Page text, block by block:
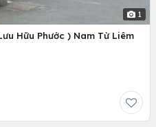
1
Hữu Phước ) Nam Từ Liêm